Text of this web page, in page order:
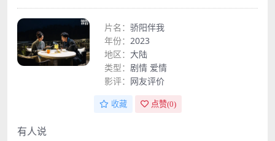
片名： 骄阳伴我
年份： 2023
地区： 大陆
类型： 剧情 爱情
影评： 网友评价
收藏 点赞(0)
有人说